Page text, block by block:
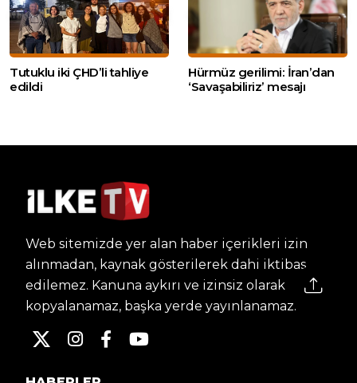
Tutuklu iki ÇHD’li tahliye
edildi
Hürmüz gerilimi: İran’dan
‘Savaşabiliriz’ mesajı
Web sitemizde yer alan haber içerikleri izin
alınmadan, kaynak gösterilerek dahi iktibas
edilemez. Kanuna aykırı ve izinsiz olarak
kopyalanamaz, başka yerde yayınlanamaz.